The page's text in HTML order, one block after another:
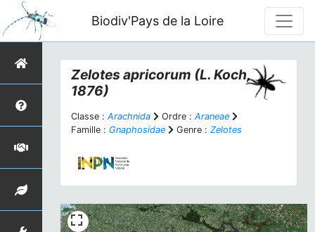
Biodiv'Pays de la Loire
Zelotes apricorum (L. Koch,
1876)
Classe : Arachnida Ordre : Araneae
Famille : Gnaphosidae Genre : Zelotes